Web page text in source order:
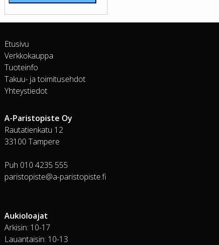
Etusivu
Verkkokauppa
Tuoteinfo
Takuu- ja toimitusehdot
Yhteystiedot
A-Paristopiste Oy
Rautatienkatu 12
33100 Tampere
Puh 010 4235 555
paristopiste@a-paristopiste.fi
Aukioloajat
Arkisin: 10-17
Lauantaisin: 10-13